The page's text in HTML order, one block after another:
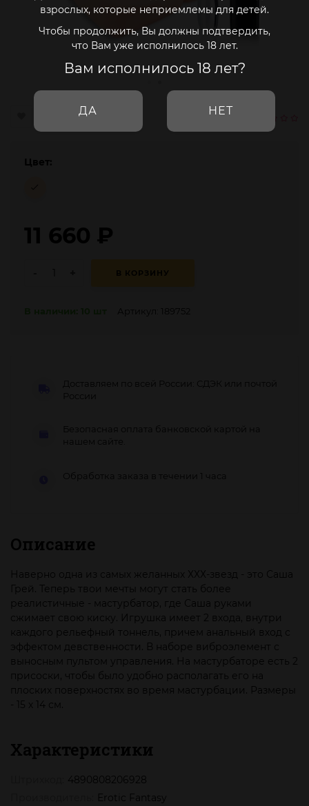
взрослых, которые неприемлемы для детей.
Чтобы продолжить, Вы должны подтвердить,
что Вам уже исполнилось 18 лет.
Вам исполнилось 18 лет?
ДА НЕТ
Цвет:
11 660 ₽
В КОРЗИНУ
Артикул: 189752
Доставляем по всей России: СДЭК или почтой
Безопасная оплата банковской картой на
нашем сайте.
Обработка заказа в течении 1 часа
Описание
Наверно одна из самых желанных ХХХ-звезд - это Саша
Грей. Теперь твои мечты могут стать более
реалистичные - мастурбатор, где Саша руками
сжимает свою киску. Игрушка имеет 2 входа, внутри
каждого рельефный тоннель, причем анальный вход с
эффектом девственности. В наборе виброэлемент с
выносным пультом управления. На мастурбаторе есть 2
присоски, чтобы было удобно располагать его на
плоских поверхностях во время мастурбации. Размеры
- 15 х 14 см.
Характеристики
4890808206928
Erotic Fantasy